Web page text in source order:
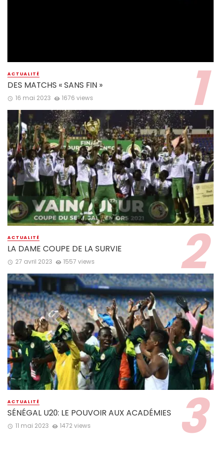
ACTUALITÉ
DES MATCHS « SANS FIN »
16 mai 2023 1676 views
ACTUALITÉ
LA DAME COUPE DE LA SURVIE
27 avril 2023 1557 views
ACTUALITÉ
SÉNÉGAL U20: LE POUVOIR AUX ACADÉMIES
11 mai 2023 1472 views